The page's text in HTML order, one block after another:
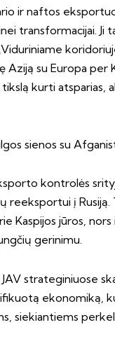
ir naftos
transformacijai. Ji
Aziją su Europa per
kurti
sienos su
kontrolės
reeksportui į Rusiją.
Kaspijos jūros, nors
gerinimu.
strateginiuose
ekonomiką,
siekiantiems